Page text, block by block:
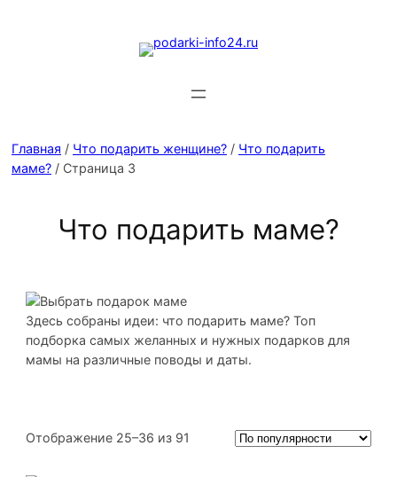
Главная / Что подарить женщине? / Что подарить
маме? / Страница 3
Что подарить маме?
Здесь собраны идеи: что подарить маме? Топ
подборка самых желанных и нужных подарков для
мамы на различные поводы и даты.
Отображение 25–36 из 91